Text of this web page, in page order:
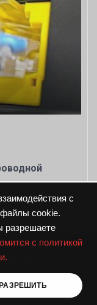
с
cookie.
разрешаете
с политикой
РАЗРЕШИТЬ
по адресу